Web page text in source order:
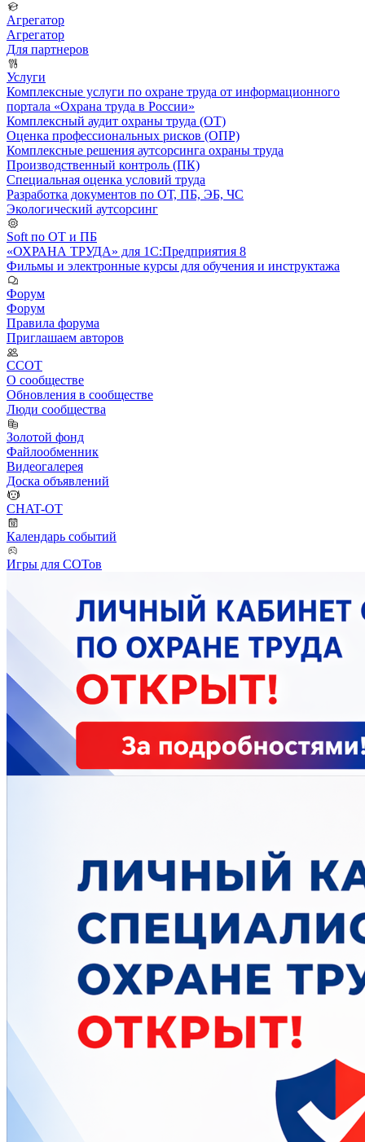
Агрегатор
Агрегатор
Для партнеров
Услуги
Комплексные услуги по охране труда от информационного
портала «Охрана труда в России»
Комплексный аудит охраны труда (ОТ)
Оценка профессиональных рисков (ОПР)
Комплексные решения аутсорсинга охраны труда
Производственный контроль (ПК)
Специальная оценка условий труда
Разработка документов по ОТ, ПБ, ЭБ, ЧС
Экологический аутсорсинг
Soft по ОТ и ПБ
«ОХРАНА ТРУДА» для 1С:Предприятия 8
Фильмы и электронные курсы для обучения и инструктажа
Форум
Форум
Правила форума
Приглашаем авторов
ССОТ
О сообществе
Обновления в сообществе
Люди сообщества
Золотой фонд
Файлообменник
Видеогалерея
Доска объявлений
CHAT-OT
Календарь событий
Игры для СОТов